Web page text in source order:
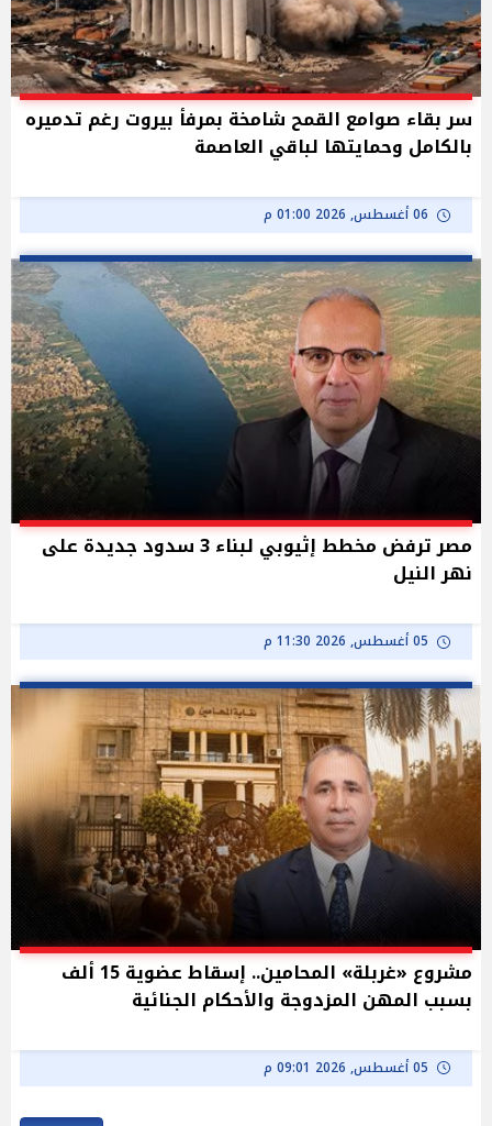
سر بقاء صوامع القمح شامخة بمرفأ بيروت رغم تدميره
بالكامل وحمايتها لباقي العاصمة
06 أغسطس, 2026 01:00 م
مصر ترفض مخطط إثيوبي لبناء 3 سدود جديدة على
نهر النيل
05 أغسطس, 2026 11:30 م
مشروع «غربلة» المحامين.. إسقاط عضوية 15 ألف
بسبب المهن المزدوجة والأحكام الجنائية
05 أغسطس, 2026 09:01 م